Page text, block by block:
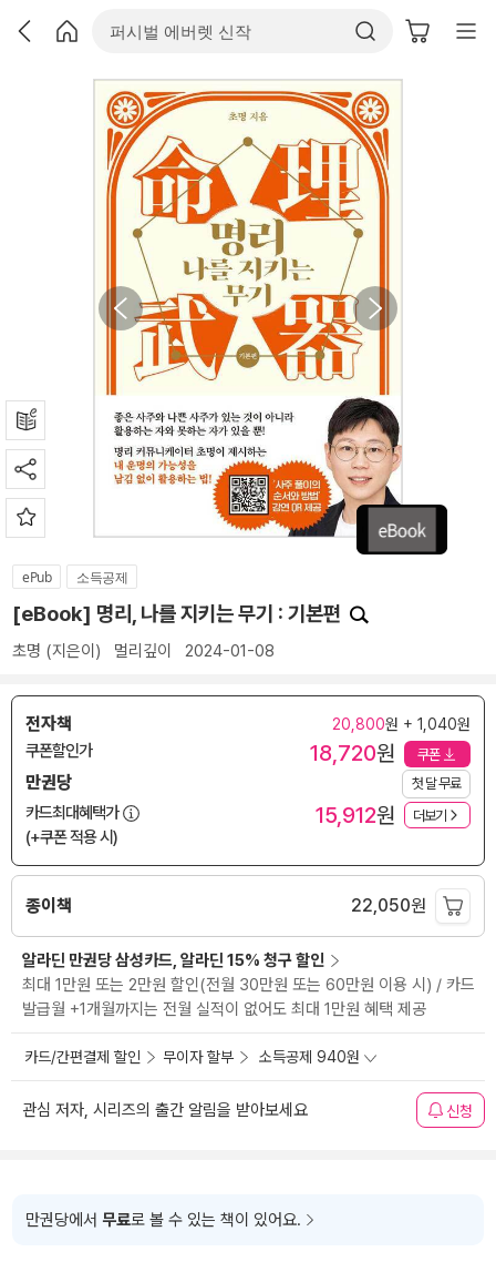
ePub 소득공제
[eBook] 명리, 나를 지키는 무기 : 기본편
초명 (지은이) 멀리깊이 2024-01-08
전자책 20,800원 + 1,040원
쿠폰할인가 18,720원 쿠폰
만권당 첫 달 무료
카드최대혜택가
(+쿠폰 적용 시)
15,912원 더보기
종이책 22,050원
알라딘 만권당 삼성카드, 알라딘 15% 청구 할인
최대 1만원 또는 2만원 할인(전월 30만원 또는 60만원 이용 시) / 카드
발급월 +1개월까지는 전월 실적이 없어도 최대 1만원 혜택 제공
카드/간편결제 할인 무이자 할부 소득공제 940원
관심 저자, 시리즈의 출간 알림을 받아보세요 신청
만권당에서 무료로 볼 수 있는 책이 있어요.